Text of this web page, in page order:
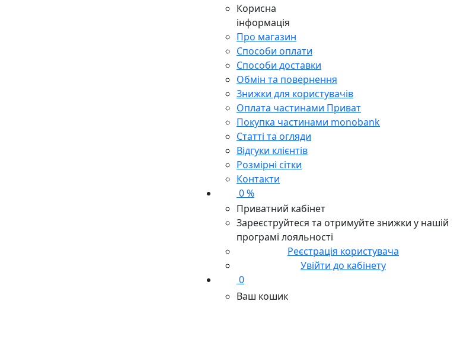
Корисна
інформація
Про магазин
Способи оплати
Способи доставки
Обмін та повернення
Знижки для користувачів
Оплата частинами Приват
Покупка частинами monobank
Статті та огляди
Відгуки клієнтів
Розмірні сітки
Контакти
0 %
Приватний кабінет
Зареєструйтеся та отримуйте знижки у нашій
програмі лояльності
Реєстрація користувача
Увійти до кабінету
0
Ваш кошик